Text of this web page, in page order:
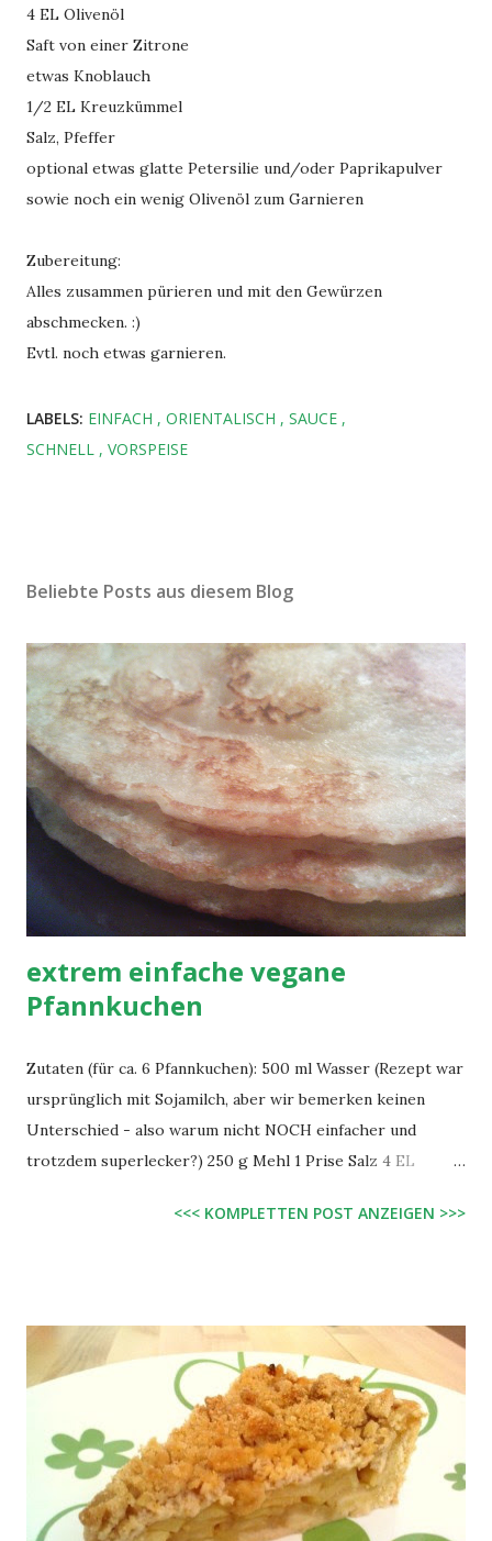
4 EL Olivenöl
Saft von einer Zitrone
etwas Knoblauch
1/2 EL Kreuzkümmel
Salz, Pfeffer
optional etwas glatte Petersilie und/oder Paprikapulver
sowie noch ein wenig Olivenöl zum Garnieren
Zubereitung:
Alles zusammen pürieren und mit den Gewürzen
abschmecken. :)
Evtl. noch etwas garnieren.
LABELS: EINFACH ORIENTALISCH
SAUCE
SCHNELL
VORSPEISE
Beliebte Posts aus diesem Blog
extrem einfache vegane
Pfannkuchen
Zutaten (für ca. 6 Pfannkuchen): 500 ml Wasser (Rezept war
ursprünglich mit Sojamilch, aber wir bemerken keinen
Unterschied - also warum nicht NOCH einfacher und
trotzdem superlecker?) 250 g Mehl 1 Prise Salz 4 EL
oder nur 1,5 TL Zucker für herzhafte Pfannkuchen Öl oder
Zucker abschmecken. Vor jedem Pfannkuchen etwas Öl
oder Magarine in einer beschichteten Pfanne verteilen (z.B.
mit schnell mit Küchenkrepp oder einem hitzestabilem
Silikon-Backpinsel). Danach den Teig (ca. eine Kelle á 125 ml
pro Pfannkuchen) in einer mittelgroßen beschichteten
Pfanne bei 2/3-Hitze wenige Minuten beidseitig ausbacken
(Die Pfanne muss von Beginn an "auf Temperatur sein", so
<<< KOMPLETTEN POST ANZEIGEN >>>